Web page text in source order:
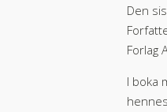
Den
Forlag
I boka